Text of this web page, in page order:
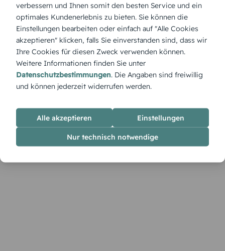
Produktbeschreibung
Zarte Muster, feine Linien – das „Ostermuster“ wirkt wie
handgestickte Erinnerungen an festliche Stunden im Kreis
der Liebsten.
verbessern und Ihnen somit den besten Service und ein
optimales Kundenerlebnis zu bieten. Sie können die
Einstellungen bearbeiten oder einfach auf "Alle Cookies
akzeptieren" klicken, falls Sie einverstanden sind, dass wir
Ihre Cookies für diesen Zweck verwenden können.
Weitere Informationen finden Sie unter
Datenschutzbestimmungen. Die Angaben sind freiwillig
und können jederzeit widerrufen werden.
Alle akzeptieren Einstellungen
Nur technisch notwendige